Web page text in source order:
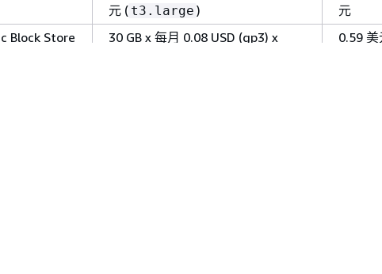
元 ( t3.large )
元
Block Store
30 GB x 每月 0.08 USD (gp3) x
0.59 美